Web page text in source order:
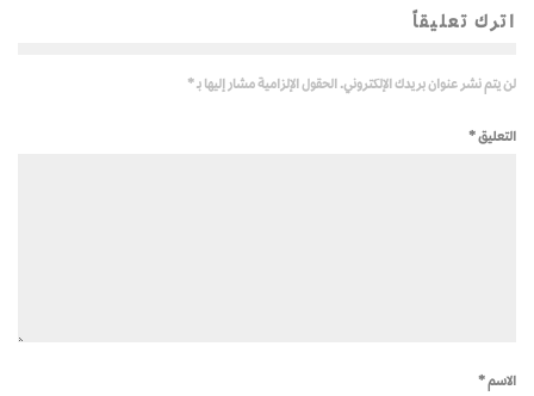
اترك تعليقاً
لن يتم نشر عنوان بريدك الإلكتروني. الحقول الإلزامية مشار إليها بـ*
التعليق*
الاسم*